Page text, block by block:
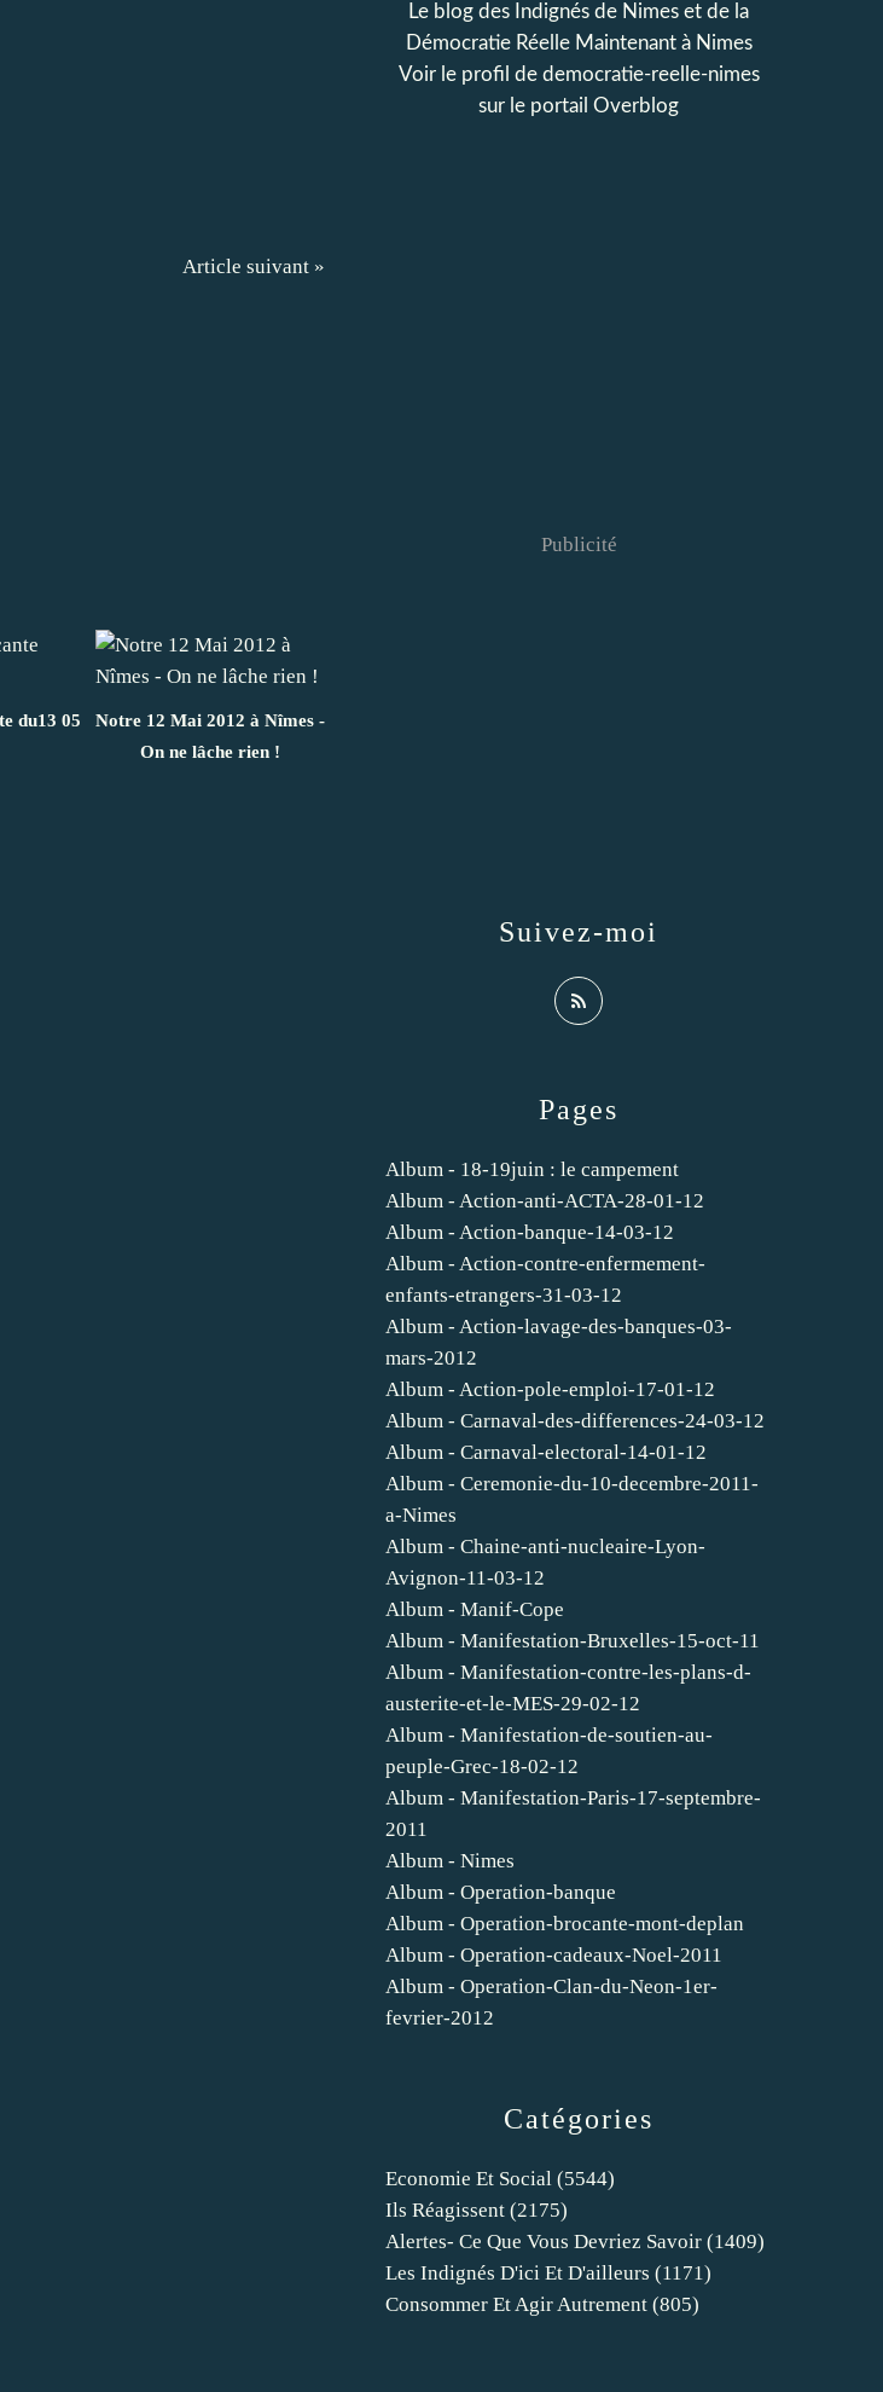
Article suivant »
du13 05
Notre 12 Mai 2012 à Nîmes -
On ne lâche rien !
Catégories
Economie Et Social (5544)
Ils Réagissent (2175)
Alertes- Ce Que Vous Devriez Savoir (1409)
Les Indignés D'ici Et D'ailleurs (1171)
Consommer Et Agir Autrement (805)
Pages
Album - 18-19juin : le campement
Album - Action-anti-ACTA-28-01-12
Album - Action-banque-14-03-12
Album - Action-contre-enfermement-
enfants-etrangers-31-03-12
Album - Action-lavage-des-banques-03-
mars-2012
Album - Action-pole-emploi-17-01-12
Album - Carnaval-des-differences-24-03-12
Album - Carnaval-electoral-14-01-12
Album - Ceremonie-du-10-decembre-2011-
a-Nimes
Album - Chaine-anti-nucleaire-Lyon-
Avignon-11-03-12
Album - Manif-Cope
Album - Manifestation-Bruxelles-15-oct-11
Album - Manifestation-contre-les-plans-d-
austerite-et-le-MES-29-02-12
Album - Manifestation-de-soutien-au-
peuple-Grec-18-02-12
Album - Manifestation-Paris-17-septembre-
2011
Album - Nimes
Album - Operation-banque
Album - Operation-brocante-mont-deplan
Album - Operation-cadeaux-Noel-2011
Album - Operation-Clan-du-Neon-1er-
fevrier-2012
Le blog des Indignés de Nimes et de la
Démocratie Réelle Maintenant à Nimes
Voir le profil de democratie-reelle-nimes
sur le portail Overblog
Suivez-moi
Publicité